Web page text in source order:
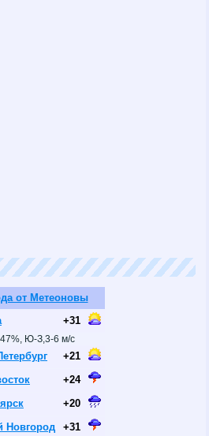
от Метеоновы
+31
Ю-З,3-6 м/с
+21
+24
+20
Новгород
+31